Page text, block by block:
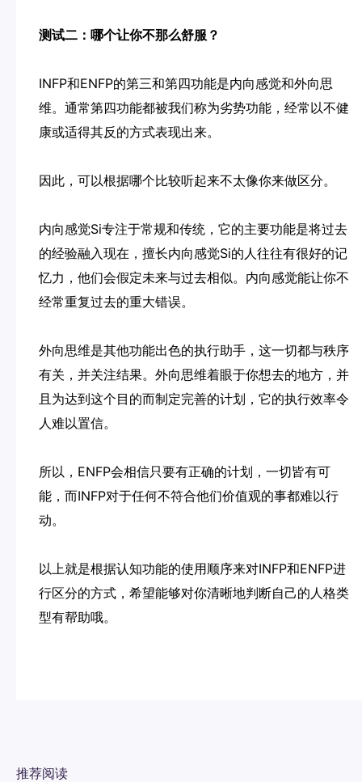
测试二：哪个让你不那么舒服？
INFP和ENFP的第三和第四功能是内向感觉和外向思
维。通常第四功能都被我们称为劣势功能，经常以不健
康或适得其反的方式表现出来。
因此，可以根据哪个比较听起来不太像你来做区分。
内向感觉Si专注于常规和传统，它的主要功能是将过去
的经验融入现在，擅长内向感觉Si的人往往有很好的记
忆力，他们会假定未来与过去相似。内向感觉能让你不
经常重复过去的重大错误。
外向思维是其他功能出色的执行助手，这一切都与秩序
有关，并关注结果。外向思维着眼于你想去的地方，并
且为达到这个目的而制定完善的计划，它的执行效率令
人难以置信。
所以，ENFP会相信只要有正确的计划，一切皆有可
能，而INFP对于任何不符合他们价值观的事都难以行
动。
以上就是根据认知功能的使用顺序来对INFP和ENFP进
行区分的方式，希望能够对你清晰地判断自己的人格类
型有帮助哦。
推荐阅读